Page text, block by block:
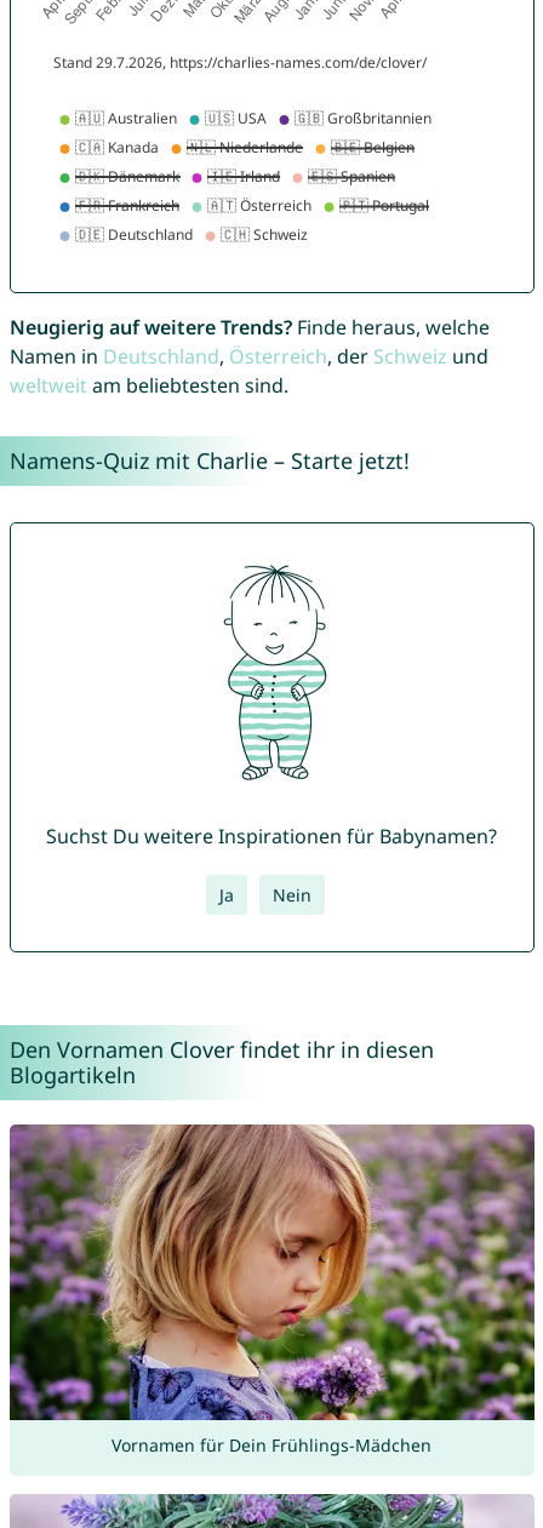
Neugierig auf weitere Trends?Finde heraus, welche
Namen in Deutschland, Österreich, der Schweiz und
weltweitam beliebtesten sind.
Namens-Quiz mit Charlie – Starte jetzt!
Suchst Du weitere Inspirationen für Babynamen?
Ja Nein
Den Vornamen Clover findet ihr in diesen
Blogartikeln
Vornamen für Dein Frühlings-Mädchen